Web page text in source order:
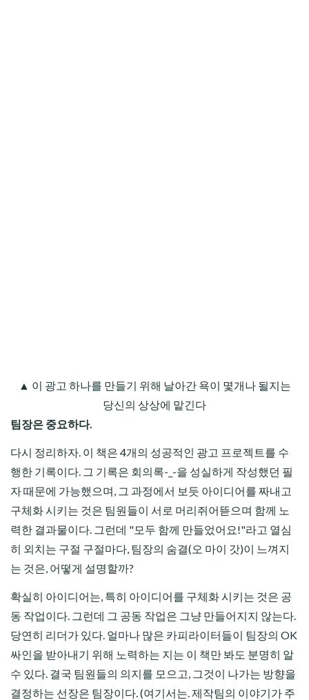
▲ 이 광고 하나를 만들기 위해 날아간 욕이 몇개나 될지는
당신의 상상에 맡긴다
팀장은 중요하다.
다시 정리하자. 이 책은 4개의 성공적인 광고 프로젝트를 수
행한 기록이다. 그 기록은 회의록-_-을 성실하게 작성했던 필
자 때문에 가능했으며, 그 과정에서 보듯 아이디어를 짜내고
구체화 시키는 것은 팀원들이 서로 머리쥐어뜯으며 함께 노
력한 결과물이다. 그런데 "모두 함께 만들었어요!"라고 열심
히 외치는 구절 구절마다, 팀장의 숨결(오 마이 갓)이 느껴지
는 것은, 어떻게 설명할까?
확실히 아이디어는, 특히 아이디어를 구체화 시키는 것은 공
동 작업이다. 그런데 그 공동 작업은 그냥 만들어지지 않는다.
당연히 리더가 있다. 얼마나 많은 카피라이터들이 팀장의 OK
싸인을 받아내기 위해 노력하는 지는 이 책만 봐도 분명히 알
수 있다. 결국 팀원들의 의지를 모으고, 그것이 나가는 방향을
결정하는 선장은 팀장이다. (여기서는. 제작팀의 이야기가 주